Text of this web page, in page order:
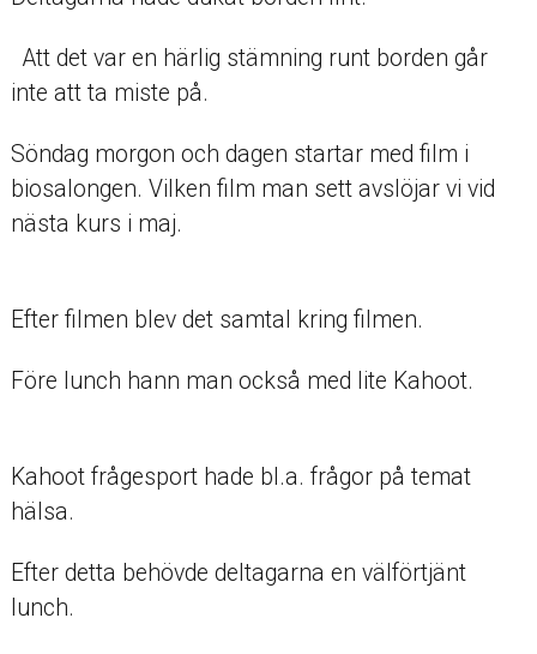
Att det var en härlig stämning runt borden går
inte att ta miste på.
Söndag morgon och dagen startar med film i
biosalongen. Vilken film man sett avslöjar vi vid
nästa kurs i maj.
Efter filmen blev det samtal kring filmen.
Före lunch hann man också med lite Kahoot.
Kahoot frågesport hade bl.a. frågor på temat
hälsa.
Efter detta behövde deltagarna en välförtjänt
lunch.